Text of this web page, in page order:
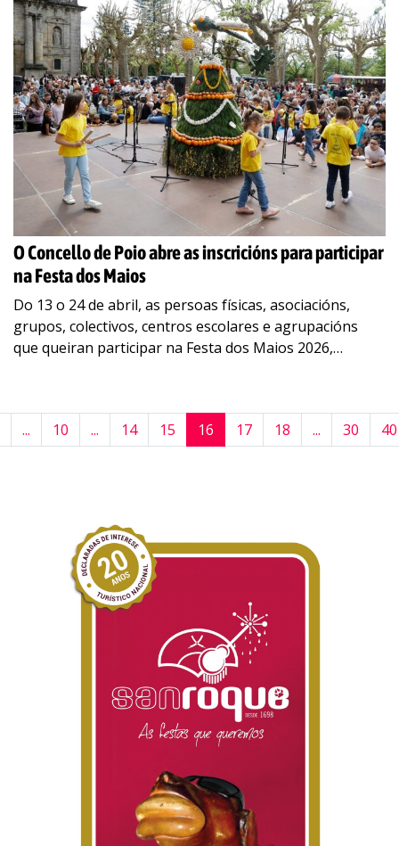
O Concello de Poio abre as inscricións para participar
na Festa dos Maios
Do 13 o 24 de abril, as persoas físicas, asociacións,
grupos, colectivos, centros escolares e agrupacións
que queiran participar na Festa dos Maios 2026,
...
10 ... 14 15 16 17 18 ... 30 40